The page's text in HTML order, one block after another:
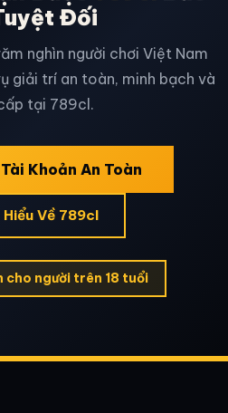
Đối
nghìn người chơi Việt Nam
giải trí an toàn, minh bạch và
tại 789cl.
Khoản An Toàn
Hiểu Về 789cl
cho người trên 18 tuổi